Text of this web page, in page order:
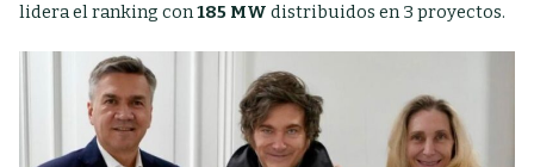
lidera el ranking con185 MW distribuidos en 3 proyectos.